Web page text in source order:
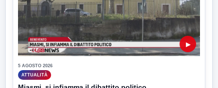
▶
5 AGOSTO 2026
ATTUALITÀ